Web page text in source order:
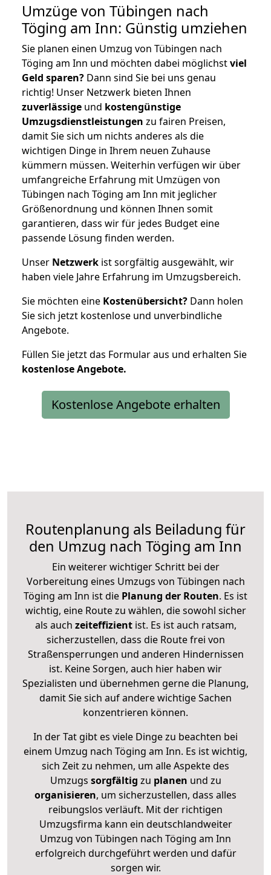
Umzüge von Tübingen nach
Töging am Inn: Günstig umziehen
Sie planen einen Umzug von Tübingen nach
Töging am Inn und möchten dabei möglichstviel
Geld sparen? Dann sind Sie bei uns genau
richtig! Unser Netzwerk bieten Ihnen
zuverlässige und kostengünstige
Umzugsdienstleistungen zu fairen Preisen,
damit Sie sich um nichts anderes als die
wichtigen Dinge in Ihrem neuen Zuhause
kümmern müssen. Weiterhin verfügen wir über
umfangreiche Erfahrung mit Umzügen von
Tübingen nach Töging am Inn mit jeglicher
Größenordnung und können Ihnen somit
garantieren, dass wir für jedes Budget eine
passende Lösung finden werden.
Unser Netzwerk ist sorgfältig ausgewählt, wir
haben viele Jahre Erfahrung im Umzugsbereich.
Sie möchten eine Kostenübersicht? Dann holen
Sie sich jetzt kostenlose und unverbindliche
Angebote.
Füllen Sie jetzt das Formular aus und erhalten Sie
kostenloseAngebote.
Kostenlose Angebote erhalten
Routenplanung als Beiladung für
den Umzug nach Töging am Inn
Ein weiterer wichtiger Schritt bei der
Vorbereitung eines Umzugs von Tübingen nach
Töging am Inn ist die Planung der Routen. Es ist
wichtig, eine Route zu wählen, die sowohl sicher
als auch zeiteffizientist. Es ist auch ratsam,
sicherzustellen, dass die Route frei von
Straßensperrungen und anderen Hindernissen
ist. Keine Sorgen, auch hier haben wir
Spezialisten und übernehmen gerne die Planung,
damit Sie sich auf andere wichtige Sachen
konzentrieren können.
In der Tat gibt es viele Dinge zu beachten bei
einem Umzug nach Töging am Inn. Es ist wichtig,
sich Zeit zu nehmen, um alle Aspekte des
Umzugs sorgfältig zu planen und zu
organisieren, um sicherzustellen, dass alles
reibungslos verläuft. Mit der richtigen
Umzugsfirma kann ein deutschlandweiter
Umzug von Tübingen nach Töging am Inn
erfolgreich durchgeführt werden und dafür
sorgen wir.